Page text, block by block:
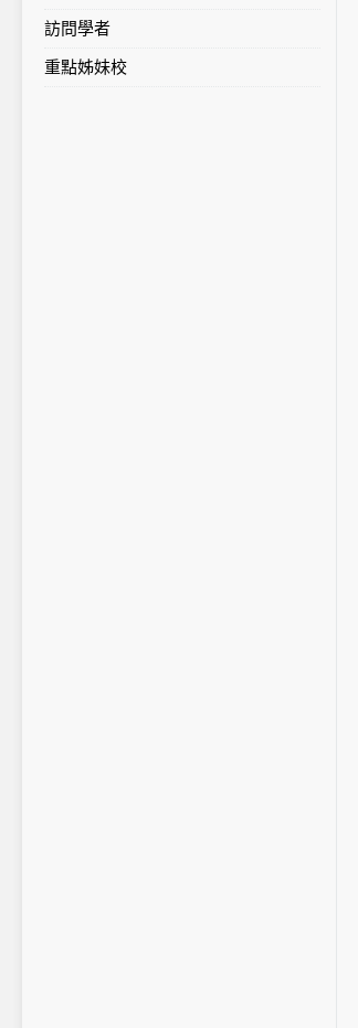
地區統計列表
校內統計列表
訪問學者
重點姊妹校